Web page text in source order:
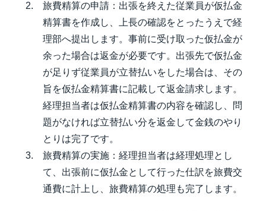
旅費精算の申請：出張を終えた従業員が仮払金
精算書を作成し、上長の確認をとったうえで経
理部へ提出します。事前に受け取った仮払金が
余った場合は返金が必要です。出張先で仮払金
が足りず従業員が立替払いをした場合は、その
旨を仮払金精算書に記載して返金請求します。
経理担当者は仮払金精算書の内容を確認し、問
題がなければ立替払い分を返金して金銭のやり
とりは完了です。
旅費精算の実施：経理担当者は経理処理とし
て、出張前に仮払金として行った仕訳を旅費交
通費に計上し、旅費精算の処理も完了します。